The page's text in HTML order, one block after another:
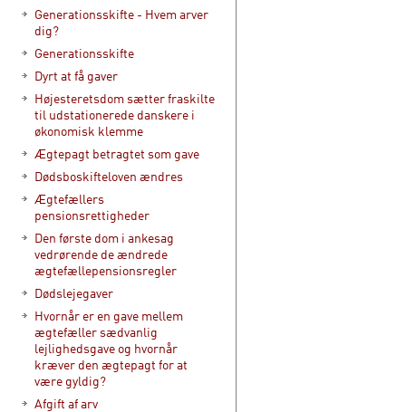
Generationsskifte - Hvem arver
dig?
Generationsskifte
Dyrt at få gaver
Højesteretsdom sætter fraskilte
til udstationerede danskere i
økonomisk klemme
Ægtepagt betragtet som gave
Dødsboskifteloven ændres
Ægtefællers
pensionsrettigheder
Den første dom i ankesag
vedrørende de ændrede
ægtefællepensionsregler
Dødslejegaver
Hvornår er en gave mellem
ægtefæller sædvanlig
lejlighedsgave og hvornår
kræver den ægtepagt for at
være gyldig?
Afgift af arv